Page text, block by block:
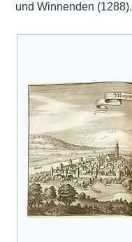
und Winnenden (1288).